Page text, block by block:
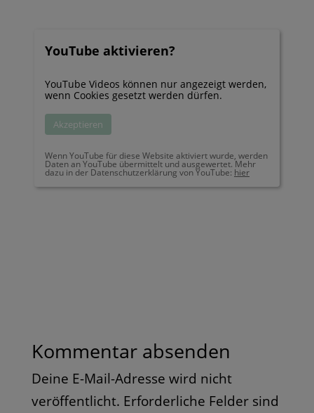
YouTube aktivieren?
YouTube Videos können nur angezeigt werden,
wenn Cookies gesetzt werden dürfen.
Akzeptieren
Wenn YouTube für diese Website aktiviert wurde, werden
Daten an YouTube übermittelt und ausgewertet. Mehr
dazu in der Datenschutzerklärung von YouTube: hier
Kommentar absenden
Deine E-Mail-Adresse wird nicht
veröffentlicht. Erforderliche Felder sind